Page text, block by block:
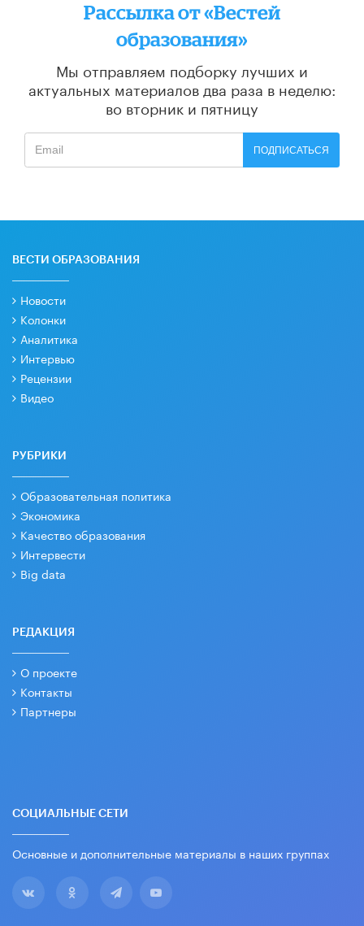
Рассылка от «Вестей
образования»
Мы отправляем подборку лучших и
актуальных материалов два раза в неделю:
во вторник и пятницу
ПОДПИСАТЬСЯ
ВЕСТИ ОБРАЗОВАНИЯ
Новости
Колонки
Аналитика
Интервью
Рецензии
Видео
РУБРИКИ
Образовательная политика
Экономика
Качество образования
Интервести
Big data
РЕДАКЦИЯ
О проекте
Контакты
Партнеры
СОЦИАЛЬНЫЕ СЕТИ
Основные и дополнительные материалы в наших группах